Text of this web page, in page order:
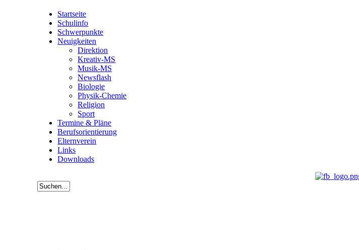
Startseite
Schulinfo
Schwerpunkte
Neuigkeiten
Direktion
Kreativ-MS
Musik-MS
Newsflash
Biologie
Physik-Chemie
Religion
Sport
Termine & Pläne
Berufsorientierung
Elternverein
Links
Downloads